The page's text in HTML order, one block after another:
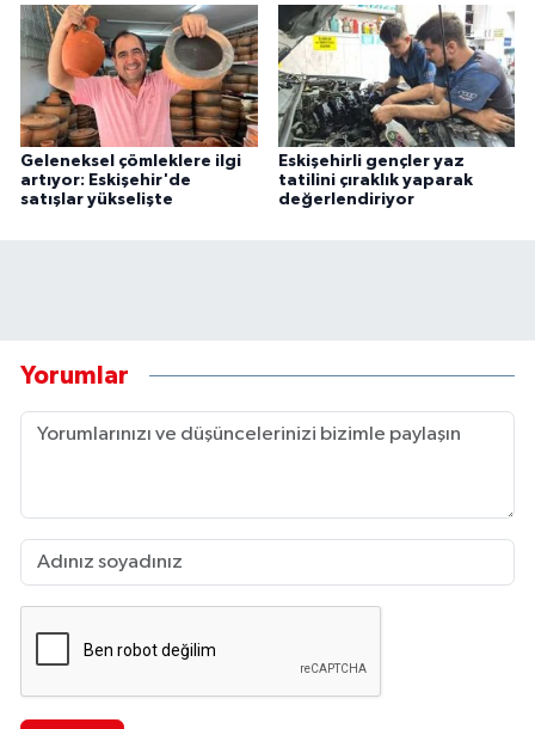
Geleneksel çömleklere ilgi
artıyor: Eskişehir'de
satışlar yükselişte
Eskişehirli gençler yaz
tatilini çıraklık yaparak
değerlendiriyor
Yorumlar